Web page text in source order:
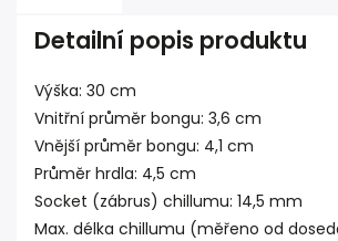
Detailní popis produktu
Výška: 30 cm
Vnitřní průměr bongu: 3,6 cm
Vnější průměr bongu: 4,1 cm
Průměr hrdla: 4,5 cm
Socket (zábrus) chillumu: 14,5 mm
Max. délka chillumu (měřeno od